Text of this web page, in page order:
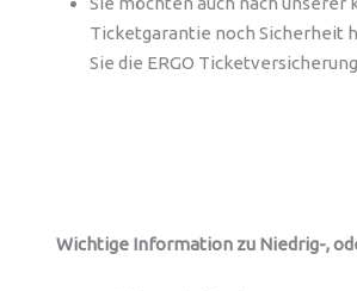
Ticketgarantie noch Sicherheit
Sie die ERGO
Wichtige Information zu Niedrig-,